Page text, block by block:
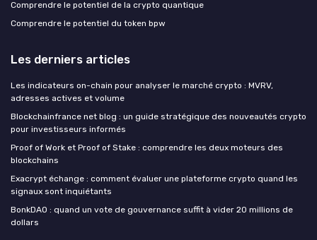
Comprendre le potentiel de la crypto quantique
Comprendre le potentiel du token bpw
Les derniers articles
Les indicateurs on-chain pour analyser le marché crypto : MVRV,
adresses actives et volume
Blockchainfrance net blog : un guide stratégique des nouveautés crypto
pour investisseurs informés
Proof of Work et Proof of Stake : comprendre les deux moteurs des
blockchains
Exacrypt échange : comment évaluer une plateforme crypto quand les
signaux sont inquiétants
BonkDAO : quand un vote de gouvernance suffit à vider 20 millions de
dollars